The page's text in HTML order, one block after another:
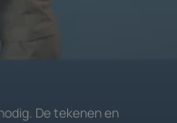
De tekenen en